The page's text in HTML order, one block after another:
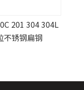
201 304 304L
不锈钢扁钢